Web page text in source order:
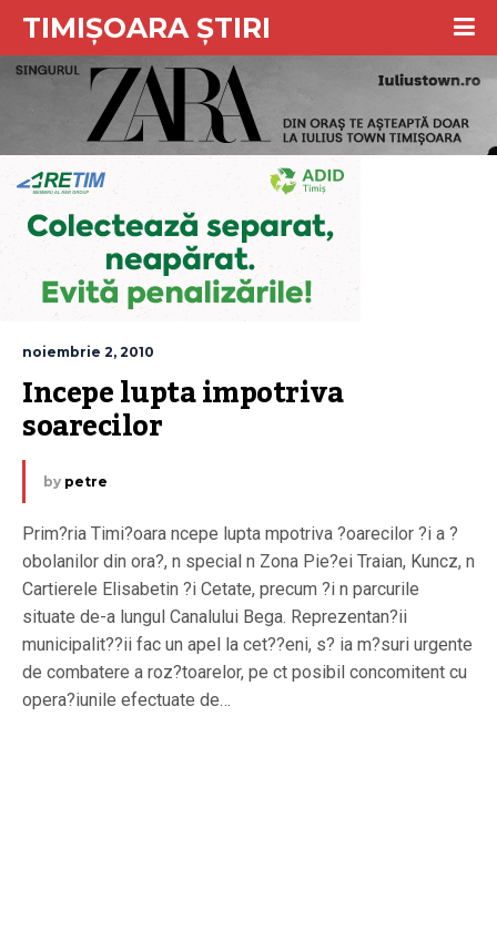
TIMIȘOARA ȘTIRI
noiembrie 2, 2010
Incepe lupta impotriva
soarecilor
by petre
Prim?ria Timi?oara ncepe lupta mpotriva ?oarecilor ?i a ?
obolanilor din ora?, n special n Zona Pie?ei Traian, Kuncz, n
Cartierele Elisabetin ?i Cetate, precum ?i n parcurile
situate de-a lungul Canalului Bega. Reprezentan?ii
municipalit??ii fac un apel la cet??eni, s? ia m?suri urgente
de combatere a roz?toarelor, pe ct posibil concomitent cu
opera?iunile efectuate de…